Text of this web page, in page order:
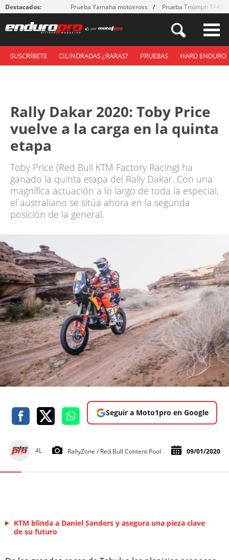
Destacados: Prueba Yamaha motocross Prueba Triumph
SUSCRÍBETE CILINDRADAS ¿RARAS? PRUEBAS HARD ENDURO
Rally Dakar 2020: Toby Price
vuelve a la carga en la quinta
etapa
Toby Price (Red Bull KTM Factory Racing) ha
ganado la quinta etapa del Rally Dakar. Con una
magnífica actuación a lo largo de toda la especial,
el australiano se sitúa ahora en la segunda
posición de la general.
Seguir a Moto1pro en Google
4L RallyZone / Red Bull Content Pool 09/01/2020
KTM blinda a Daniel Sanders y asegura una pieza clave
de su futuro